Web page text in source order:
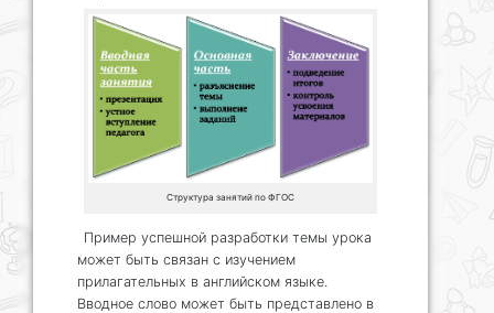
Структура занятий по ФГОС
Пример успешной разработки темы урока
может быть связан с изучением
прилагательных в английском языке.
Вводное слово может быть представлено в